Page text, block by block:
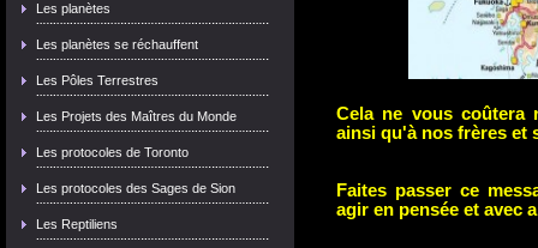
Les planètes
Les planètes se réchauffent
Les Pôles Terrestres
Les Projets des Maîtres du Monde
Les protocoles de Toronto
Les protocoles des Sages de Sion
Les Reptiliens
Cela ne vous coûtera
ainsi qu'à nos frères et
Faites passer ce
agir en pensée et avec